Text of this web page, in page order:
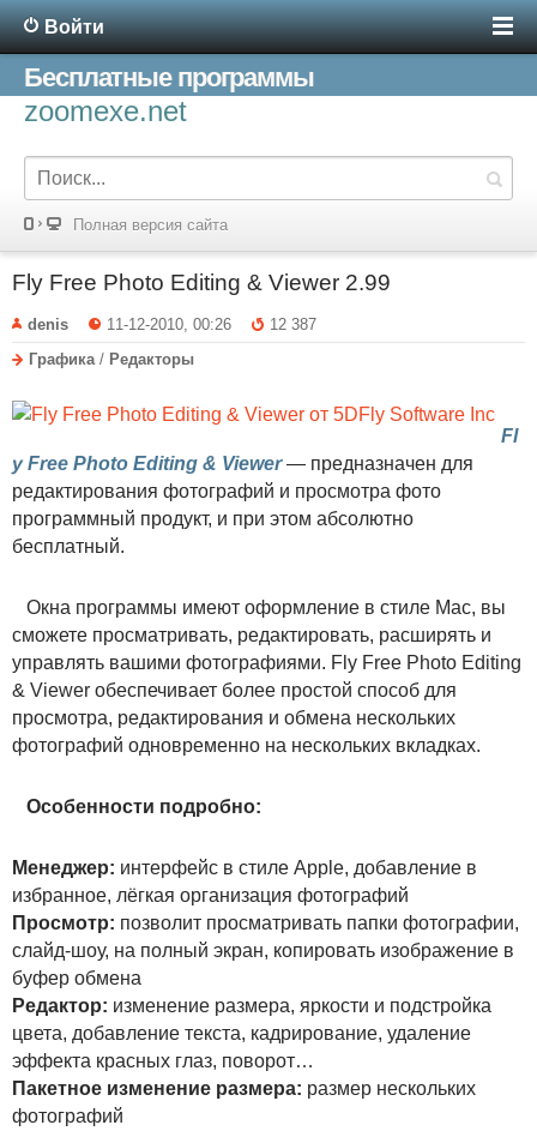
Войти
Бесплатные программы
zoomexe.net
Полная версия сайта
Fly Free Photo Editing & Viewer 2.99
denis 11-12-2010, 00:26
12 387
Графика / Редакторы
Fl
y Free Photo Editing & Viewer— предназначен для
редактирования фотографий и просмотра фото
программный продукт, и при этом абсолютно
бесплатный.
Окна программы имеют оформление в стиле Mac, вы
сможете просматривать, редактировать, расширять и
управлять вашими фотографиями. Fly Free Photo Editing
& Viewer обеспечивает более простой способ для
просмотра, редактирования и обмена нескольких
фотографий одновременно на нескольких вкладках.
Особенности подробно:
Менеджер: интерфейс в стиле Apple, добавление в
избранное, лёгкая организация фотографий
Просмотр: позволит просматривать папки фотографии,
слайд-шоу, на полный экран, копировать изображение в
буфер обмена
Редактор: изменение размера, яркости и подстройка
цвета, добавление текста, кадрирование, удаление
эффекта красных глаз, поворот…
Пакетное изменение размера: размер нескольких
фотографий